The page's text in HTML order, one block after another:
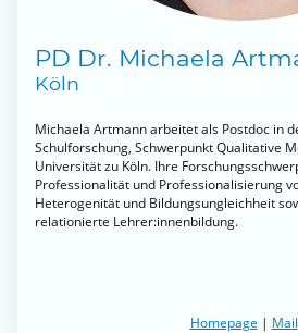
PD Dr. Michaela
Köln
Michaela Artmann arbeitet als Postdoc in
Schulforschung, Schwerpunkt Qualitative
Universität zu Köln. Ihre
Professionalität und Professionalisierung
Heterogenität und Bildungsungleichheit
relationierte Lehrer:innenbildung.
Homepage | Mail